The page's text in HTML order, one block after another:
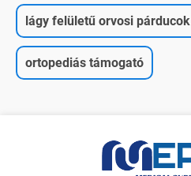
lágy felületű orvosi párducok
ortopediás támogató